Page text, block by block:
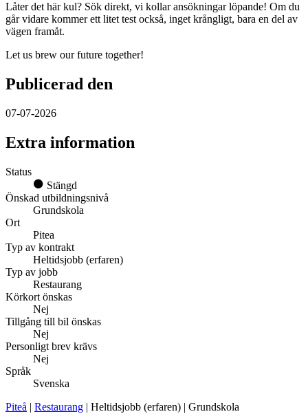
Låter det här kul? Sök direkt, vi kollar ansökningar löpande! Om du
går vidare kommer ett litet test också, inget krångligt, bara en del av
vägen framåt.
Let us brew our future together!
Publicerad den
07-07-2026
Extra information
Status
Stängd
Önskad utbildningsnivå
Grundskola
Ort
Pitea
Typ av kontrakt
Heltidsjobb (erfaren)
Typ av jobb
Restaurang
Körkort önskas
Nej
Tillgång till bil önskas
Nej
Personligt brev krävs
Nej
Språk
Svenska
Piteå | Restaurang | Heltidsjobb (erfaren) | Grundskola